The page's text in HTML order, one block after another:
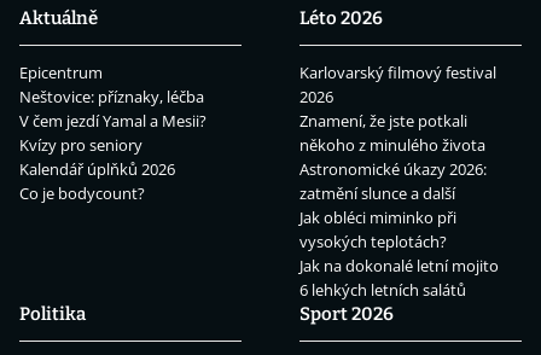
Aktuálně
Epicentrum
Neštovice: příznaky, léčba
V čem jezdí Yamal a Mesii?
Kvízy pro seniory
Kalendář úplňků 2026
Co je bodycount?
Léto 2026
Karlovarský filmový festival
2026
Znamení, že jste potkali
někoho z minulého života
Astronomické úkazy 2026:
zatmění slunce a další
Jak obléci miminko při
vysokých teplotách?
Jak na dokonalé letní mojito
6 lehkých letních salátů
Politika
Sport 2026